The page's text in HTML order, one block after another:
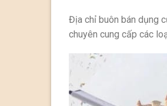
Địa chỉ buôn bán dụng
chuyên cung cấp các